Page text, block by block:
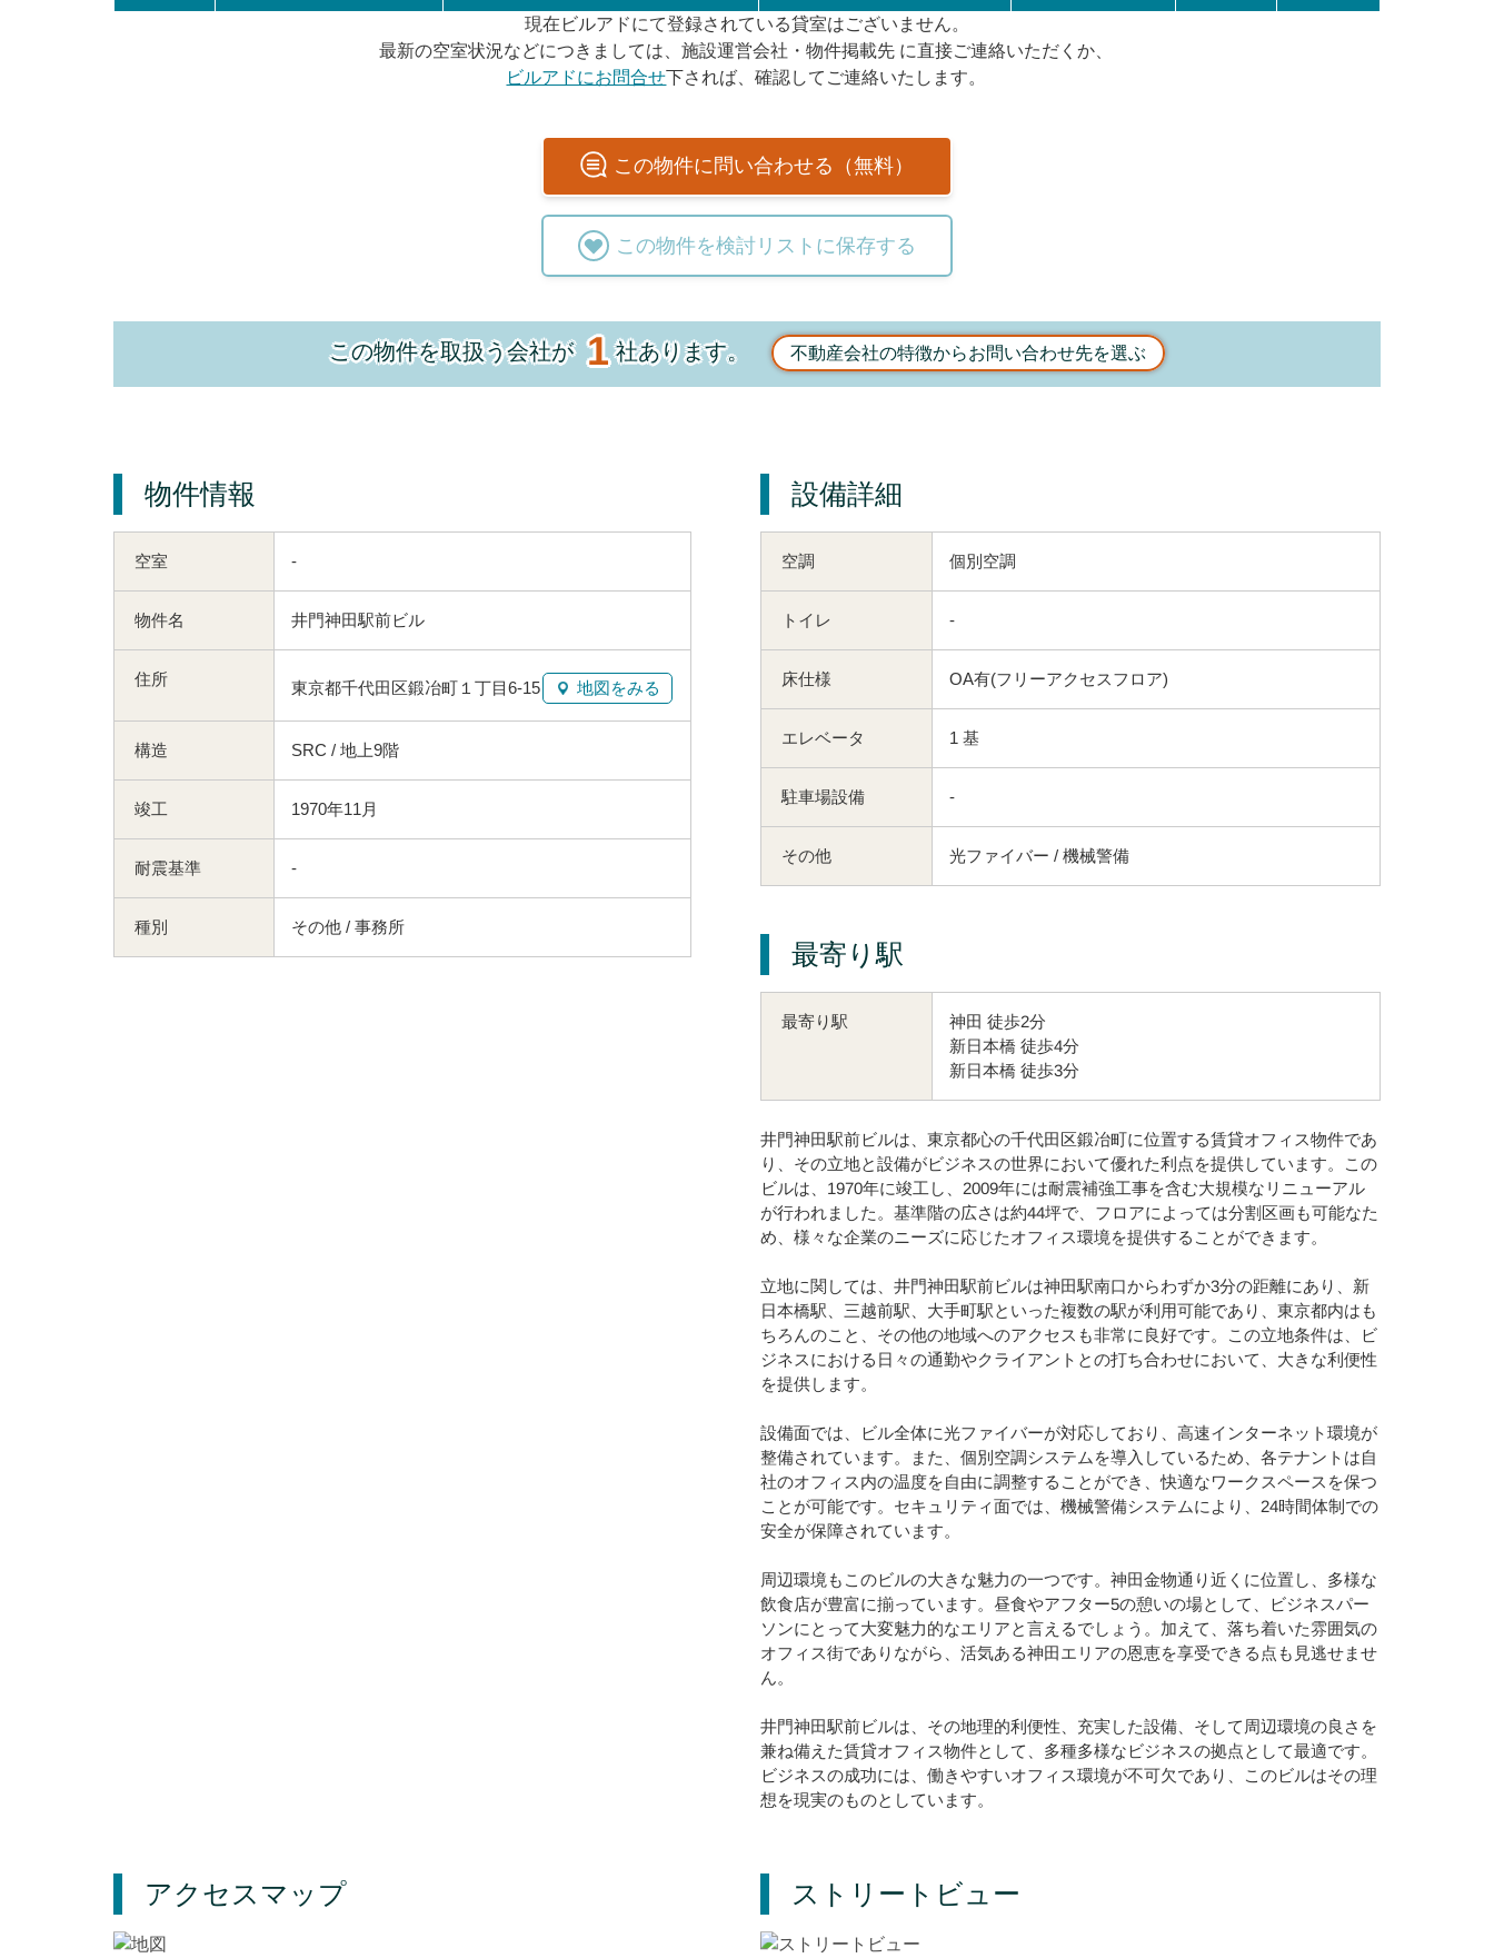
現在ビルアドにて登録されている貸室はございません。
最新の空室状況などにつきましては、施設運営会社・物件掲載先 に直接ご連絡いただくか、
ビルアドにお問合せ下されば、確認してご連絡いたします。
この物件に問い合わせる（無料）
この物件を検討リストに保存する
この物件を取扱う会社が1社あります。 不動産会社の特徴からお問い合わせ先を選ぶ
物件情報
空室 -
物件名 井門神田駅前ビル
住所 東京都千代田区鍛冶町１丁目6-15 地図をみる
構造 SRC / 地上9階
竣工 1970年11月
耐震基準 -
種別 その他 / 事務所
設備詳細
空調 個別空調
トイレ -
床仕様 OA有(フリーアクセスフロア)
エレベータ 1 基
駐車場設備 -
その他 光ファイバー / 機械警備
最寄り駅
最寄り駅 神田 徒歩2分
新日本橋 徒歩4分
新日本橋 徒歩3分
井門神田駅前ビルは、東京都心の千代田区鍛冶町に位置する賃貸オフィス物件であ
り、その立地と設備がビジネスの世界において優れた利点を提供しています。この
ビルは、1970年に竣工し、2009年には耐震補強工事を含む大規模なリニューアル
が行われました。基準階の広さは約44坪で、フロアによっては分割区画も可能なた
め、様々な企業のニーズに応じたオフィス環境を提供することができます。
立地に関しては、井門神田駅前ビルは神田駅南口からわずか3分の距離にあり、新
日本橋駅、三越前駅、大手町駅といった複数の駅が利用可能であり、東京都内はも
ちろんのこと、その他の地域へのアクセスも非常に良好です。この立地条件は、ビ
ジネスにおける日々の通勤やクライアントとの打ち合わせにおいて、大きな利便性
を提供します。
設備面では、ビル全体に光ファイバーが対応しており、高速インターネット環境が
整備されています。また、個別空調システムを導入しているため、各テナントは自
社のオフィス内の温度を自由に調整することができ、快適なワークスペースを保つ
ことが可能です。セキュリティ面では、機械警備システムにより、24時間体制での
安全が保障されています。
周辺環境もこのビルの大きな魅力の一つです。神田金物通り近くに位置し、多様な
飲食店が豊富に揃っています。昼食やアフター5の憩いの場として、ビジネスパー
ソンにとって大変魅力的なエリアと言えるでしょう。加えて、落ち着いた雰囲気の
オフィス街でありながら、活気ある神田エリアの恩恵を享受できる点も見逃せませ
ん。
井門神田駅前ビルは、その地理的利便性、充実した設備、そして周辺環境の良さを
兼ね備えた賃貸オフィス物件として、多種多様なビジネスの拠点として最適です。
ビジネスの成功には、働きやすいオフィス環境が不可欠であり、このビルはその理
想を現実のものとしています。
アクセスマップ ストリートビュー